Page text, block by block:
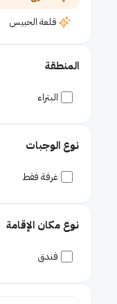
قلعة الحبيس
وادي موسى
متاحف
المنطقة
البتراء
نوع الوجبات
غرفة فقط
نوع مكان الإقامة
فندق